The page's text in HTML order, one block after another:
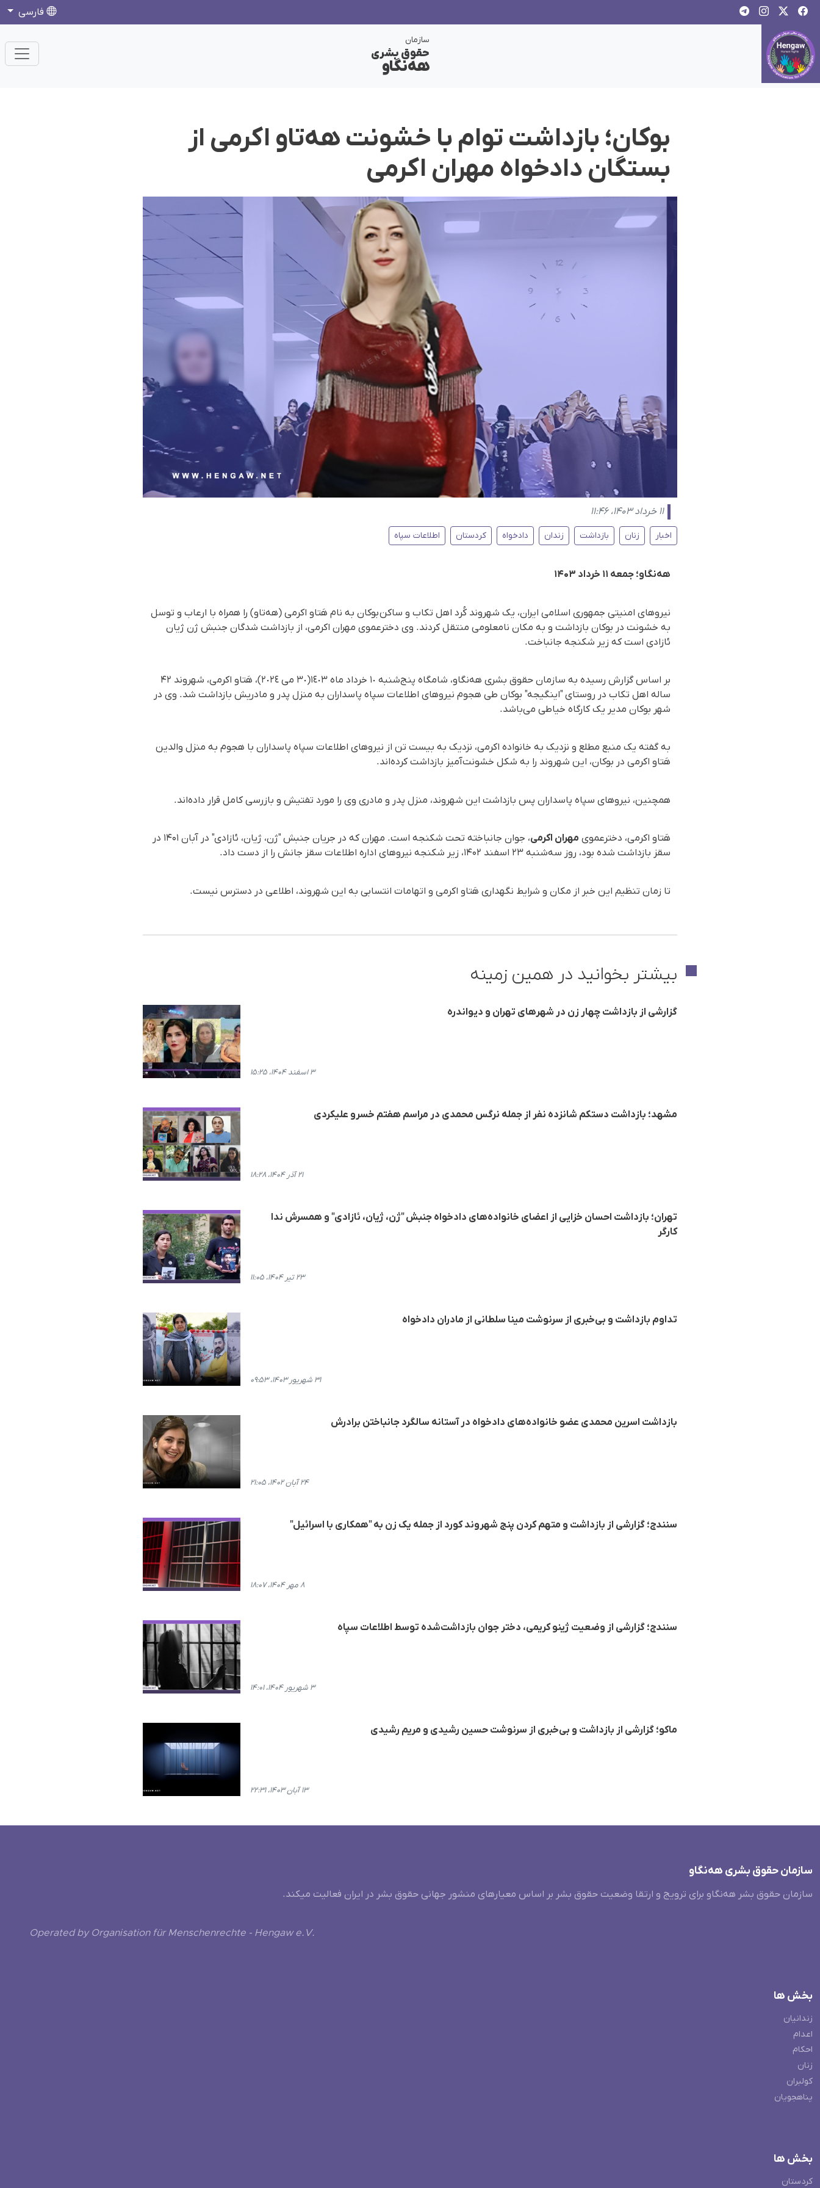
فارسی
سازمان
حقوق بشری
هەنگاو
بوکان؛ بازداشت توام با خشونت هه‌تاو اکرمی از
بستگان دادخواه مهران اکرمی
۱۱ خرداد ۱۴۰۳، ۱۱:۴۶
اخبار زنان بازداشت زندان دادخواه کردستان اطلاعات سپاه
هه‌نگاو؛ جمعه ۱۱ خرداد ۱۴۰۳
نیروهای امنیتی جمهوری اسلامی ایران، یک شهروند کُرد اهل تکاب و ساکن بوکان به نام هَتاو اکرمی (هه‌تاو) را همراه با ارعاب و توسل
به خشونت در بوکان بازداشت و به مکان نامعلومی منتقل کردند. وی دخترعموی مهران اکرمی، از بازداشت شدگان جنبش ژن ژیان
ئازادی است که زیر شکنجه جانباخت.
بر اساس گزارش رسیده به سازمان حقوق بشری هه‌نگاو، شامگاه پنج‌شنبه ١٠ خرداد ماه ١٤٠٣(٣٠ می ٢٠٢٤)، هَتاو اکرمی، شهروند ۴۲
ساله اهل تکاب در روستای "اینگیجه" بوکان طی هجوم نیروهای اطلاعات سپاه پاسداران به منزل پدر و مادریش بازداشت شد. وی در
شهر بوکان مدیر یک کارگاه خیاطی می‌باشد.
به گفته یک منبع مطلع و نزدیک به خانواده اکرمی، نزدیک به بیست تن از نیروهای اطلاعات سپاه پاسداران با هجوم به منزل والدین
هَتاو اکرمی در بوکان، این شهروند را به شکل خشونت‌آمیز بازداشت کرده‌اند.
همچنین، نیروهای سپاه پاسداران پس بازداشت این شهروند، منزل پدر و مادری وی را مورد تفتیش و بازرسی کامل قرار داده‌اند.
هَتاو اکرمی، دخترعموی مهران اکرمی
، جوان جانباخته تحت شکنجه است. مهران که در جریان جنبش "ژن، ژیان، ئازادی" در آبان ۱۴۰۱ در
سقز بازداشت شده بود، روز سه‌شنبه ۲۳ اسفند ۱۴۰۲، زیر شکنجه نیروهای اداره اطلاعات سقز جانش را از دست داد.
تا زمان تنظیم این خبر از مکان و شرایط نگهداری هَتاو اکرمی و اتهامات انتسابی به این شهروند، اطلاعی در دسترس نیست.
بیشتر بخوانید در همین زمینه
گزارشی از بازداشت چهار زن در شهرهای تهران و دیواندره
۳ اسفند ۱۴۰۴، ۱۵:۲۵
مشهد؛ بازداشت دستکم شانزده نفر از جمله نرگس محمدی در مراسم هفتم خسرو علیکردی
۲۱ آذر ۱۴۰۴، ۱۸:۲۸
تهران؛ بازداشت احسان خزایی از اعضای خانواده‌های دادخواه جنبش "ژن، ژیان، ئازادی" و همسرش ندا
کارگر
۲۳ تیر ۱۴۰۴، ۱۱:۰۵
تداوم بازداشت و بی‌خبری از سرنوشت مینا سلطانی از مادران دادخواه
۳۱ شهریور ۱۴۰۳، ۰۹:۵۳
بازداشت اسرین محمدی عضو خانواده‌های دادخواه در آستانه سالگرد جانباختن برادرش
۲۴ آبان ۱۴۰۲، ۲۱:۰۵
سنندج؛ گزارشی از بازداشت و متهم کردن پنج شهروند کورد از جملە یک زن به "همکاری با اسرائیل"
۸ مهر ۱۴۰۴، ۱۸:۰۷
سنندج؛ گزارشی از وضعیت ژینو کریمی، دختر جوان بازداشت‌شده توسط اطلاعات سپاه
۳ شهریور ۱۴۰۴، ۱۴:۰۱
ماکو؛ گزارشی از بازداشت و بی‌خبری از سرنوشت حسین رشیدی و مریم رشیدی
۱۳ آبان ۱۴۰۳، ۲۲:۳۱
سازمان حقوق بشری هەنگاو
سازمان حقوق بشر هه‌نگاو برای ترویج و ارتقا وضعیت حقوق بشر بر اساس معیارهای منشور جهانی حقوق بشر در ایران فعالیت میکند.
Operated by Organisation für Menschenrechte - Hengaw e.V.
بخش ها
زندانیان
اعدام
احکام
زنان
کولبران
پناهجویان
بخش ها
کردستان